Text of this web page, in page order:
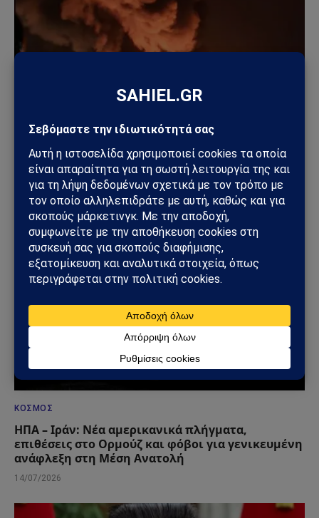
ΚΌΣΜΟΣ
Ουκρανικά drones έπληξαν τη Wildberries: Στόχος
η «καρδιά» της ρωσικής εφοδιαστικής αλυσίδας
18/07/2026
ΚΌΣΜΟΣ
ΗΠΑ – Ιράν: Νέα αμερικανικά πλήγματα,
επιθέσεις στο Ορμούζ και φόβοι για γενικευμένη
ανάφλεξη στη Μέση Ανατολή
14/07/2026